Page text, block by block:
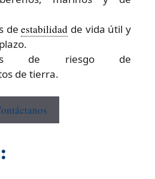
deestabilidad de vida útil y
de riesgo de
de tierra.